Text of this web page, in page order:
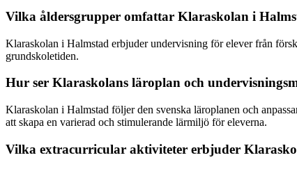
Vilka åldersgrupper omfattar Klaraskolan i
Klaraskolan i Halmstad erbjuder undervisning för elever från
grundskoletiden.
Hur ser Klaraskolans läroplan och
Klaraskolan i Halmstad följer den svenska läroplanen och
att skapa en varierad och stimulerande lärmiljö för eleverna.
Vilka extracurricular aktiviteter erbjuder